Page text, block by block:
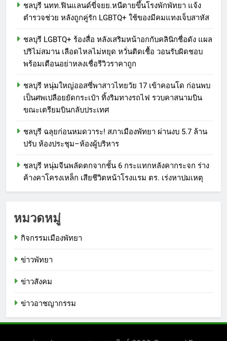
ชลบุรี นทท.ฟินแลนด์ขี่จยย.หนีตายขึ้นโรงพักพัทยา แจ้ง
ตำรวจช่วย หลังถูกคู่รัก LGBTQ+ ใช้ของมีคมแทงเจ็บสาหัส
ชลบุรี LGBTQ+ ร้องสื่อ หลังเสริมหน้าอกกับคลินิกชื่อดัง แผล
ปริไม่สมาน เลือดไหลไม่หยุด หวั่นติดเชื้อ วอนรับผิดชอบ
พร้อมเตือนอย่าหลงเชื่อรีวิวราคาถูก
ชลบุรี หนุ่มใหญ่ออสซี่พาสาวไทยวัย 17 เข้าคอนโด ก่อนพบ
เป็นศพเปลือยยัดกระเป๋า ทิ้งริมทางรถไฟ รวบคาสนามบิน
ขณะเตรียมบินกลับประเทศ
ชลบุรี ฉลุยก่อนหมดวาระ! สภาเมืองพัทยา ผ่านงบ 5.7 ล้าน
ปรับ ห้องประชุม–ห้องผู้บริหาร
ชลบุรี หนุ่มจีนพลัดตกจากชั้น 6 กระแทกหลังคากระจก ร่าง
ค้างคาโครงเหล็ก เสียชีวิตหน้าโรงแรม ตร. เร่งหาปมเหตุ
หมวดหมู่
กิจกรรมเมืองพัทยา
ข่าวพัทยา
ข่าวสังคม
ข่าวอาชญากรรม